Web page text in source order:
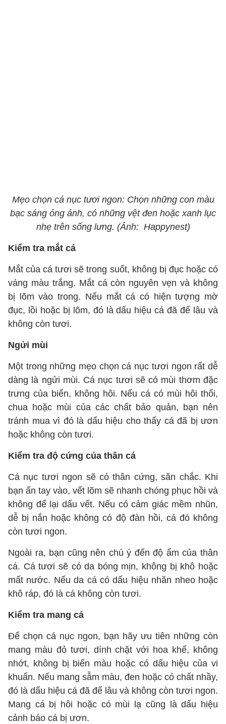
Mẹo chọn cá nục tươi ngon: Chọn những con màu
bạc sáng óng ánh, có những vệt đen hoặc xanh lục
nhẹ trên sống lưng. (Ảnh: Happynest)
Kiểm tra mắt cá
Mắt của cá tươi sẽ trong suốt, không bị đục hoặc có
váng màu trắng. Mắt cá còn nguyên vẹn và không
bị lõm vào trong. Nếu mắt cá có hiện tượng mờ
đục, lồi hoặc bị lõm, đó là dấu hiệu cá đã để lâu và
không còn tươi.
Ngửi mùi
Một trong những mẹo chọn cá nục tươi ngon rất dễ
dàng là ngửi mùi. Cá nục tươi sẽ có mùi thơm đặc
trưng của biển, không hôi. Nếu cá có mùi hôi thối,
chua hoặc mùi của các chất bảo quản, bạn nên
tránh mua vì đó là dấu hiệu cho thấy cá đã bị ươn
hoặc không còn tươi.
Kiểm tra độ cứng của thân cá
Cá nục tươi ngon sẽ có thân cứng, săn chắc. Khi
bạn ấn tay vào, vết lõm sẽ nhanh chóng phục hồi và
không để lại dấu vết. Nếu có cảm giác mềm nhũn,
dễ bị nắn hoặc không có độ đàn hồi, cá đó không
còn tươi ngon.
Ngoài ra, bạn cũng nên chú ý đến độ ẩm của thân
cá. Cá tươi sẽ có da bóng mịn, không bị khô hoặc
mất nước. Nếu da cá có dấu hiệu nhăn nheo hoặc
khô ráp, đó là cá không còn tươi.
Kiểm tra mang cá
Để chọn cá nục ngon, bạn hãy ưu tiên những còn
mang màu đỏ tươi, dính chặt với hoa khế, không
nhớt, không bị biến màu hoặc có dấu hiệu của vi
khuẩn. Nếu mang sẫm màu, đen hoặc có chất nhầy,
đó là dấu hiệu cá đã để lâu và không còn tươi ngon.
Mang cá bị hôi hoặc có mùi lạ cũng là dấu hiệu
cảnh báo cá bị ươn.